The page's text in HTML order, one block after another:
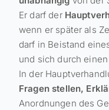
Er darf der
wenn er später als
darf in Beistand
und sich durch
In der
Fragen stellen,
Anordnungen des